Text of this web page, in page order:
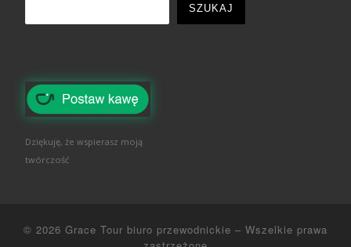
SZUKAJ
Dziękuję, że wspierasz moją
twórczość
© 2026 Grace Tour biuro przewodnickie – Wszelkie prawa